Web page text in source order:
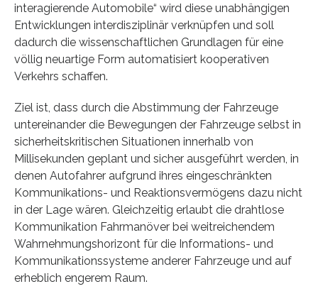
interagierende Automobile“ wird diese unabhängigen
Entwicklungen interdisziplinär verknüpfen und soll
dadurch die wissenschaftlichen Grundlagen für eine
völlig neuartige Form automatisiert kooperativen
Verkehrs schaffen.
Ziel ist, dass durch die Abstimmung der Fahrzeuge
untereinander die Bewegungen der Fahrzeuge selbst in
sicherheitskritischen Situationen innerhalb von
Millisekunden geplant und sicher ausgeführt werden, in
denen Autofahrer aufgrund ihres eingeschränkten
Kommunikations- und Reaktionsvermögens dazu nicht
in der Lage wären. Gleichzeitig erlaubt die drahtlose
Kommunikation Fahrmanöver bei weitreichendem
Wahrnehmungshorizont für die Informations- und
Kommunikationssysteme anderer Fahrzeuge und auf
erheblich engerem Raum.